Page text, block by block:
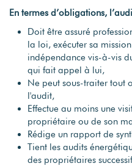
En termes d’obligations,
Doit être assuré
la loi, exécuter sa
indépendance vis-à-vis
qui fait appel à lui,
Ne peut sous-traiter tout
l'audit,
Effectue au moins une
propriétaire ou de son
Rédige un rapport de
Tient les audits
des propriétaires